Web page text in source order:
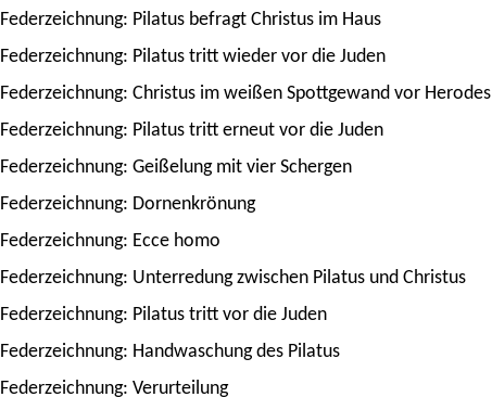
Federzeichnung: Pilatus befragt Christus im Haus
Federzeichnung: Pilatus tritt wieder vor die Juden
Federzeichnung: Christus im weißen Spottgewand vor Herodes
Federzeichnung: Pilatus tritt erneut vor die Juden
Federzeichnung: Geißelung mit vier Schergen
Federzeichnung: Dornenkrönung
Federzeichnung: Ecce homo
Federzeichnung: Unterredung zwischen Pilatus und Christus
Federzeichnung: Pilatus tritt vor die Juden
Federzeichnung: Handwaschung des Pilatus
Federzeichnung: Verurteilung